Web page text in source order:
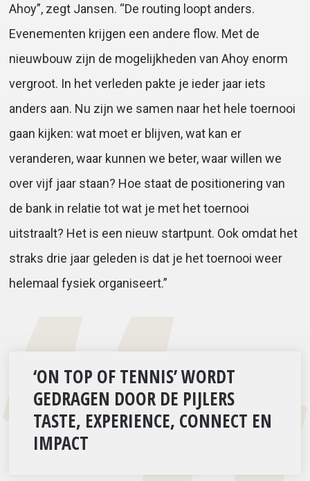
Ahoy”, zegt Jansen. “De routing loopt anders.
Evenementen krijgen een andere flow. Met de
nieuwbouw zijn de mogelijkheden van Ahoy enorm
vergroot. In het verleden pakte je ieder jaar iets
anders aan. Nu zijn we samen naar het hele toernooi
gaan kijken: wat moet er blijven, wat kan er
veranderen, waar kunnen we beter, waar willen we
over vijf jaar staan? Hoe staat de positionering van
de bank in relatie tot wat je met het toernooi
uitstraalt? Het is een nieuw startpunt. Ook omdat het
straks drie jaar geleden is dat je het toernooi weer
helemaal fysiek organiseert.”
‘ON TOP OF TENNIS’ WORDT
GEDRAGEN DOOR DE PIJLERS
TASTE, EXPERIENCE, CONNECT EN
IMPACT